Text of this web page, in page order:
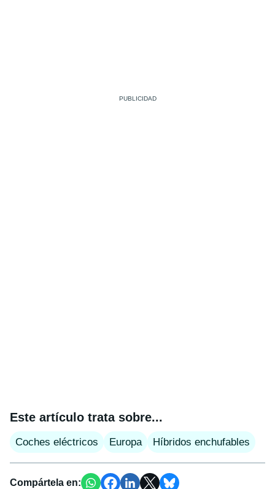
Este artículo trata sobre...
Coches eléctricos Europa Híbridos enchufables
Compártela en: